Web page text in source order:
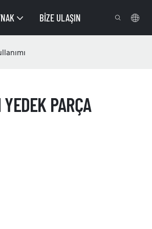
BIZE ULAŞIN
PARÇA